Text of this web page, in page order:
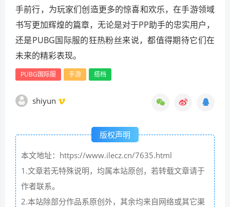
手前行，为玩家们创造更多的惊喜和欢乐，在手游领域
书写更加辉煌的篇章，无论是对于PP助手的忠实用户，
还是PUBG国际服的狂热粉丝来说，都值得期待它们在
未来的精彩表现。
PUBG国际服 手游 搭档
shiyun
版权声明
本文地址：https://www.ilecz.cn/7635.html
1.文章若无特殊说明，均属本站原创，若转载文章请于
作者联系。
2.本站除部分作品系原创外，其余均来自网络或其它渠